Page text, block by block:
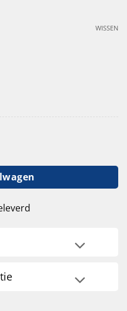
WISSEN
cm diep - 270 cm 4 lagen -